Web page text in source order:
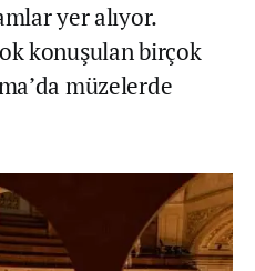
yer alıyor.
konuşulan birçok
müzelerde